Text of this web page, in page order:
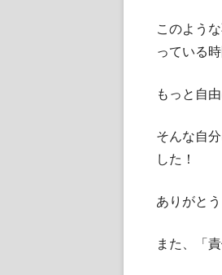
このよう
っている
もっと自
そんな自
した！
ありがとう
また、「